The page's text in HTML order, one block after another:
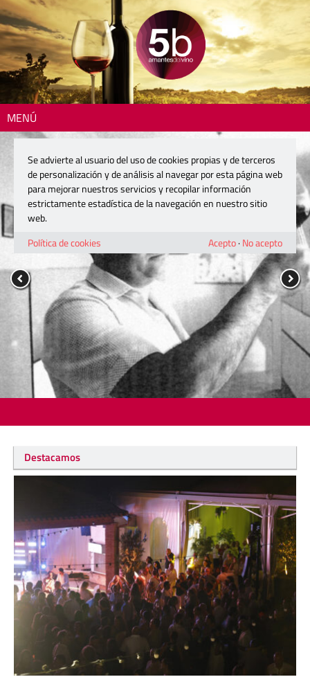
MENÚ
Destacamos
Se advierte al usuario del uso de cookies propias y de terceros
de personalización y de análisis al navegar por esta página web
para mejorar nuestros servicios y recopilar información
estrictamente estadística de la navegación en nuestro sitio
web.
Política de cookies
Acepto· No acepto